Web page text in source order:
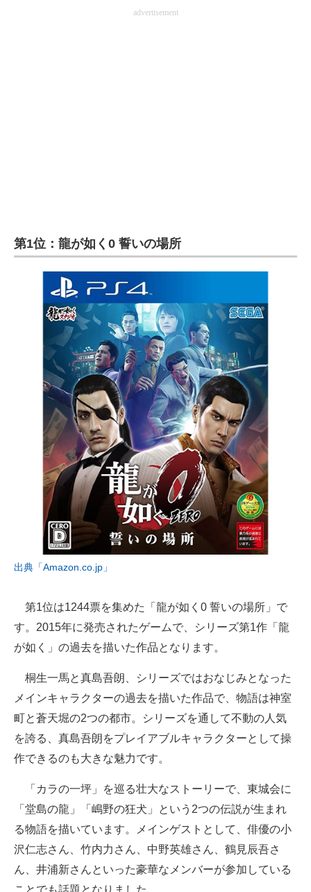
advertisement
第1位：龍が如く0 誓いの場所
出典「Amazon.co.jp」
第1位は1244票を集めた「龍が如く0 誓いの場所」で
す。2015年に発売されたゲームで、シリーズ第1作「龍
が如く」の過去を描いた作品となります。
桐生一馬と真島吾朗、シリーズではおなじみとなった
メインキャラクターの過去を描いた作品で、物語は神室
町と蒼天堀の2つの都市。シリーズを通して不動の人気
を誇る、真島吾朗をプレイアブルキャラクターとして操
作できるのも大きな魅力です。
「カラの一坪」を巡る壮大なストーリーで、東城会に
「堂島の龍」「嶋野の狂犬」という2つの伝説が生まれ
る物語を描いています。メインゲストとして、俳優の小
沢仁志さん、竹内力さん、中野英雄さん、鶴見辰吾さ
ん、井浦新さんといった豪華なメンバーが参加している